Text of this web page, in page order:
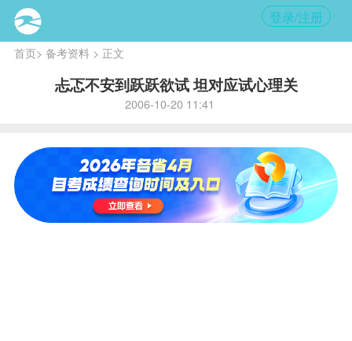
登录/注册
首页> 备考资料> 正文
忐忑不安到跃跃欲试 坦对应试心理关
2006-10-20 11:41
内
容提
要
考试